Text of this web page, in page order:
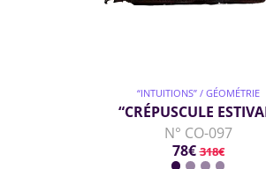
“INTUITIONS” / GÉOMÉTRIE
“CRÉPUSCULE
N° CO-097
78€318€